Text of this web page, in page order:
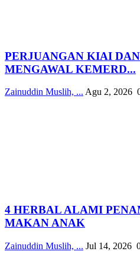
PERJUANGAN KIAI
MENGAWAL KEMERD...
Zainuddin Muslih, ... Agu 2, 2026
4 HERBAL ALAMI
MAKAN ANAK
Zainuddin Muslih, ... Jul 14, 2026